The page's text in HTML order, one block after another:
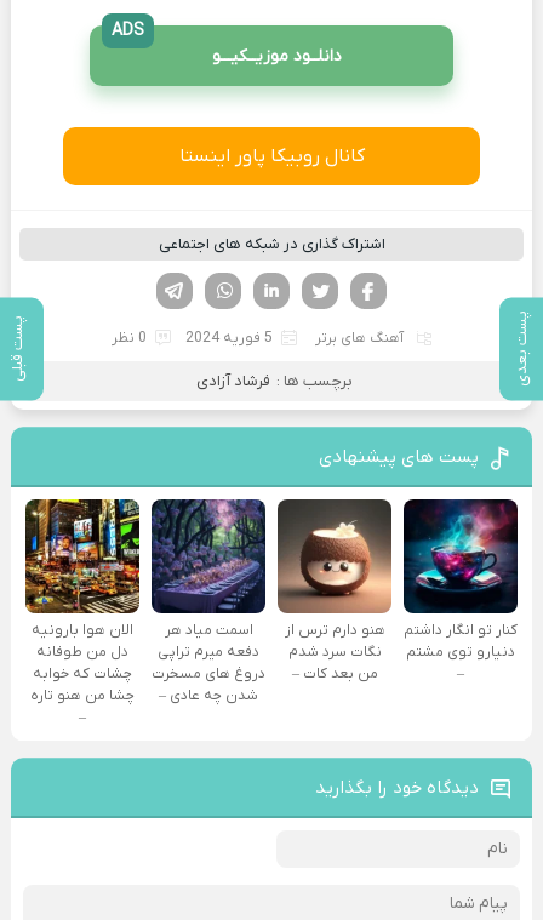
پست بعدی پست قبلی
دانلــود موزیــکیـــو
ADS
کانال روبیکا پاور اینستا
اشتراک گذاری در شبکه های اجتماعی
لینکدین تویتر
فیسوک
آهنگ های برتر 5 فوریه 2024 0 نظر
برچسب ها : فرشاد آزادی
پست های پیشنهادی
کنار تو انگار داشتم
دنیارو توی مشتم
–
هنو دارم ترس از
نگات سرد شدم
من بعد کات –
اسمت میاد هر
دفعه میرم تراپی
دروغ‌ های مسخرت
شدن چه عادی –
الان هوا بارونیه
دل من طوفانه
چشات که خوابه
چشا من هنو تاره
–
دیدگاه خود را بگذارید